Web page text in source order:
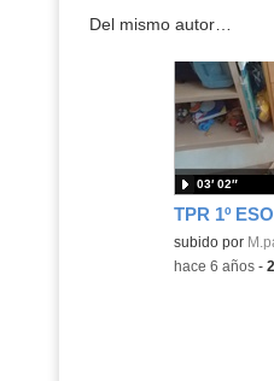
Del mismo autor…
Contenido
subido por
03′ 02″
-hace 6 años-